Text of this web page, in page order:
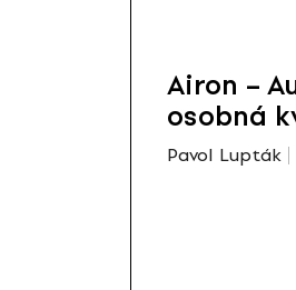
Airon –
osobná
Pavol Lupták